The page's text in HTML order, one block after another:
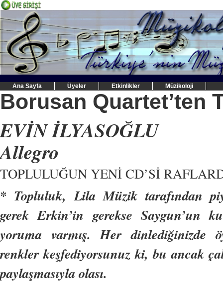
Ana Sayfa Üyeler Etkinlikler Müzikoloji
Borusan Quartet’ten
EVİN İLYASOĞLU
Allegro
TOPLULUĞUN YENİ CD’Sİ
* Topluluk, Lila Müzik tarafından
gerek Erkin’in gerekse Saygun’un
yoruma varmış. Her dinlediğinizde
renkler keşfediyorsunuz ki, bu ancak
paylaşmasıyla olası.